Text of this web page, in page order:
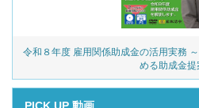
令和８年度 雇用関係助成金の活用実務
める助成金提